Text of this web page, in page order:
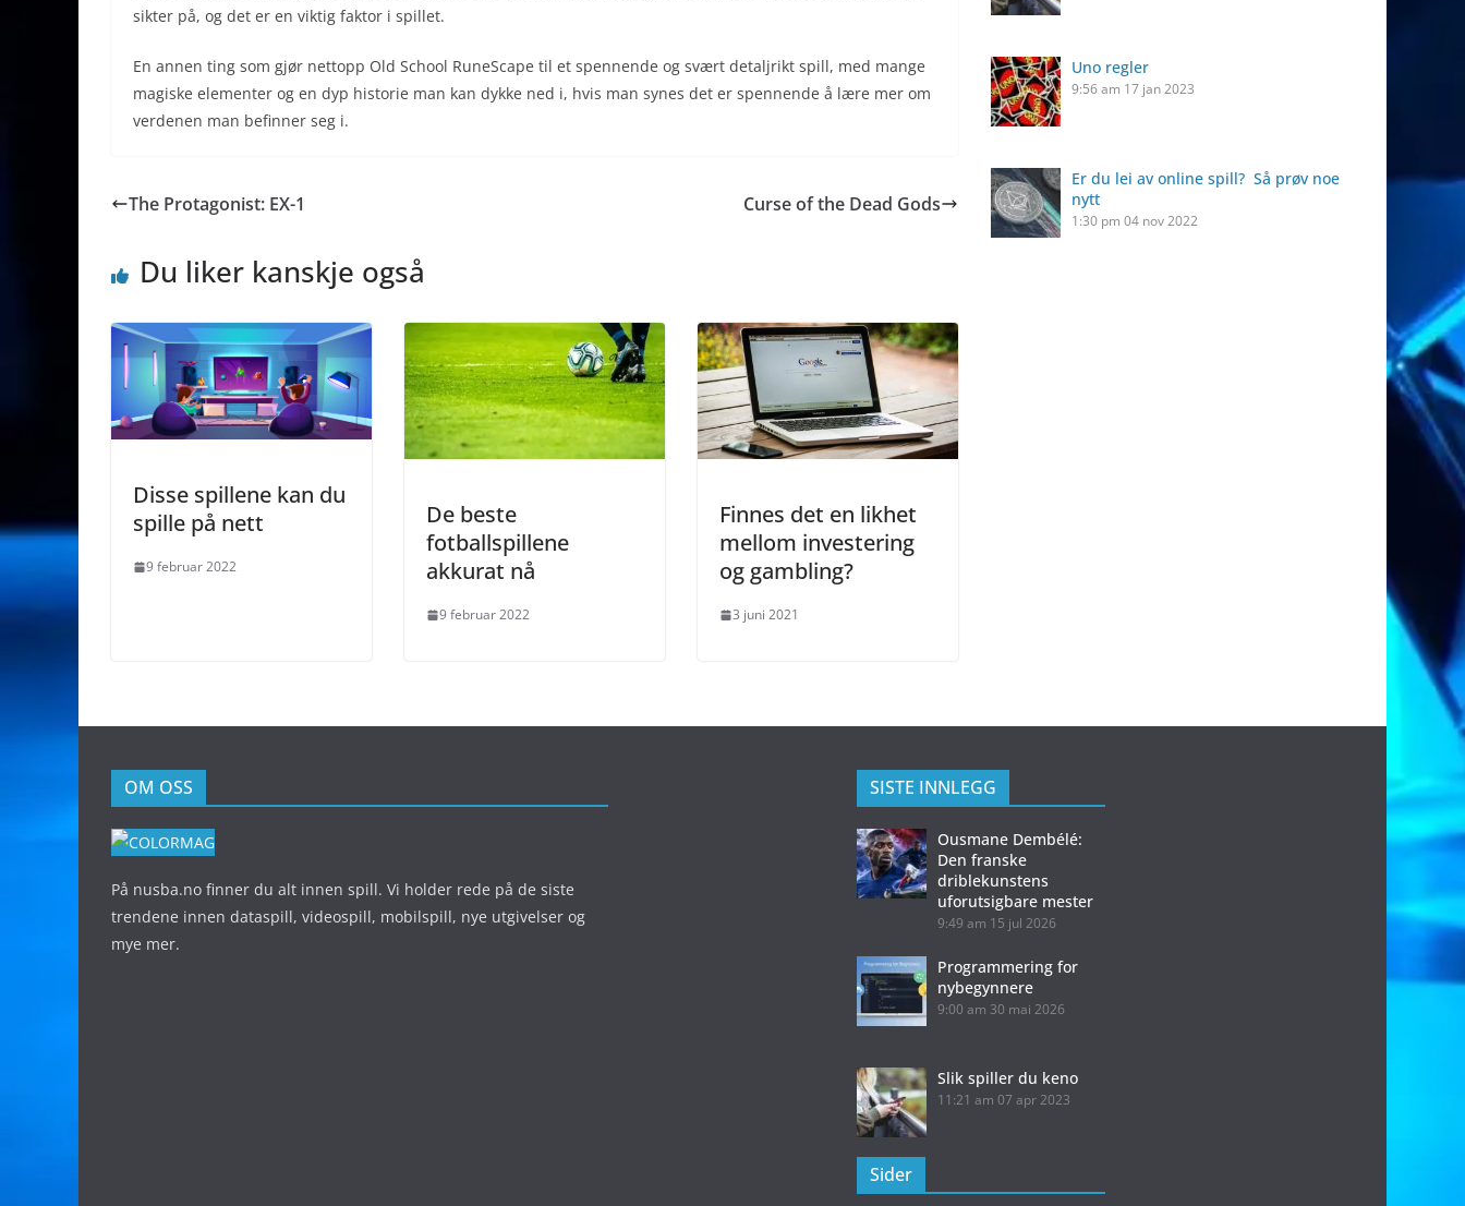
sikter på, og det er en viktig faktor i spillet.
En annen ting som gjør nettopp Old School RuneScape til et spennende og svært detaljrikt spill, med mange
magiske elementer og en dyp historie man kan dykke ned i, hvis man synes det er spennende å lære mer om
verdenen man befinner seg i.
The Protagonist: EX-1 Curse of the Dead Gods
Du liker kanskje også
Disse spillene kan du
spille på nett
9 februar 2022
De beste
fotballspillene
akkurat nå
9 februar 2022
Finnes det en likhet
mellom investering
og gambling?
3 juni 2021
Uno regler
9:56 am 17 jan 2023
Er du lei av online spill? Så prøv noe
nytt
1:30 pm 04 nov 2022
OM OSS
På nusba.no finner du alt innen spill. Vi holder rede på de siste
trendene innen dataspill, videospill, mobilspill, nye utgivelser og
mye mer.
SISTE INNLEGG
Ousmane Dembélé:
Den franske
driblekunstens
uforutsigbare mester
9:49 am 15 jul 2026
Programmering for
nybegynnere
9:00 am 30 mai 2026
Slik spiller du keno
11:21 am 07 apr 2023
Sider